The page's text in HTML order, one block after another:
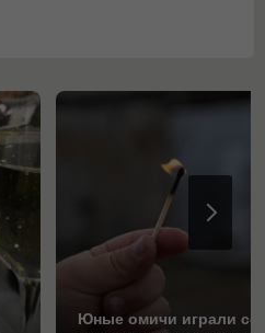
Юные омичи играли со